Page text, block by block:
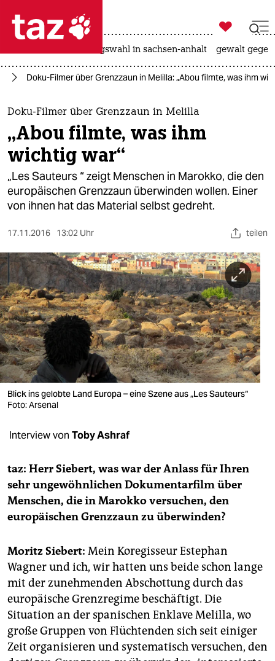
 taz zahl ich
taz zahl ich
themen
politik
öko
gesellschaft
sport
berlin
nord
wahrheit
verlag
verlag
veranstaltungen
shop
unterstützen
abo
epaper login

taz zahl ich
landtagswahl in sachsen-anhalt gewalt
Doku-Filmer über Grenzzaun in Melilla: „Abou filmte, was ihm
Doku-Filmer über Grenzzaun in Melilla
„Abou filmte, was ihm
wichtig war“
„Les Sauteurs “ zeigt Menschen in Marokko, die den
europäischen Grenzzaun überwinden wollen. Einer
von ihnen hat das Material selbst gedreht.
17.11.2016 13:02 Uhr teilen
Blick ins gelobte Land Europa – eine Szene aus „Les Sauteurs“
Foto: Arsenal
Interview von Toby Ashraf
taz: Herr Siebert, was war der Anlass für Ihren
sehr ungewöhnlichen Dokumentarfilm über
Menschen, die in Marokko versuchen, den
europäischen Grenzzaun zu überwinden?
Moritz Siebert: Mein Koregisseur Estephan
Wagner und ich, wir hatten uns beide schon lange
mit der zunehmenden Abschottung durch das
europäische Grenzregime beschäftigt. Die
Situation an der spanischen Enklave Melilla, wo
große Gruppen von Flüchtenden sich seit einiger
Zeit organisieren und systematisch versuchen, den